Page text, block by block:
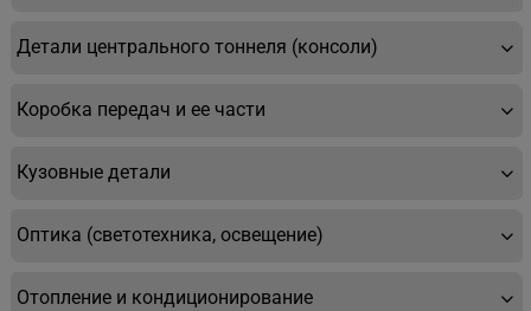
Детали центрального тоннеля (консоли)
Коробка передач и ее части
Кузовные детали
Оптика (светотехника, освещение)
Отопление и кондиционирование